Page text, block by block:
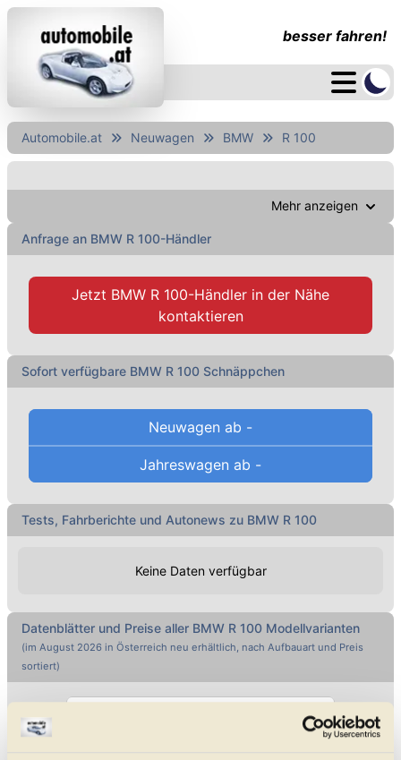
besser fahren!
Automobile.at Neuwagen BMW R 100
Mehr anzeigen
Anfrage an BMW R 100-Händler
Jetzt BMW R 100-Händler in der Nähe
kontaktieren
Sofort verfügbare BMW R 100 Schnäppchen
Neuwagen ab -
Jahreswagen ab -
Tests, Fahrberichte und Autonews zu BMW R 100
Keine Daten verfügbar
Datenblätter und Preise aller BMW R 100 Modellvarianten
(im August 2026 in Österreich neu erhältlich, nach Aufbauart und Preis
sortiert)